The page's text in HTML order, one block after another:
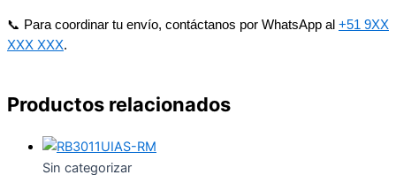
📞 Para coordinar tu envío, contáctanos por WhatsApp al +51 9XX
XXX XXX.
Productos relacionados
Sin categorizar